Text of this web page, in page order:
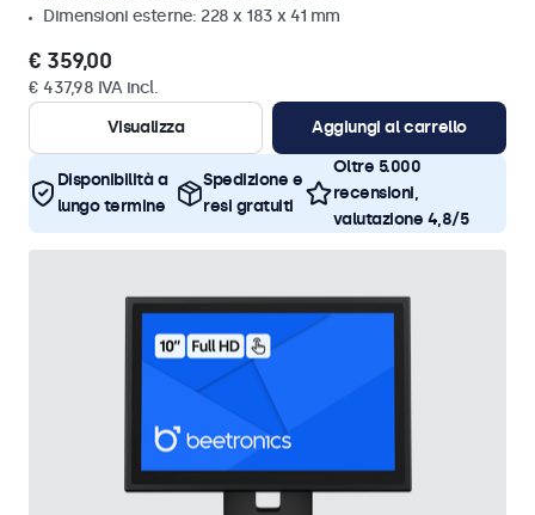
Dimensioni esterne: 228 x 183 x 41 mm
€ 359,00
€ 437,98 IVA incl.
Visualizza
Aggiungi al carrello
Disponibilità a
lungo termine
Spedizione e
resi gratuiti
Oltre 5.000
recensioni,
valutazione 4,8/5